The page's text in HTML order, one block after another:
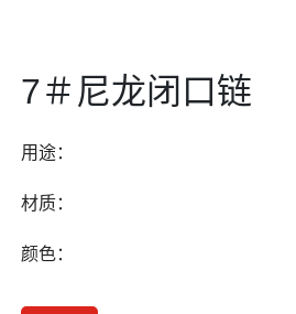
7＃尼龙闭口链
用途：
材质：
颜色：